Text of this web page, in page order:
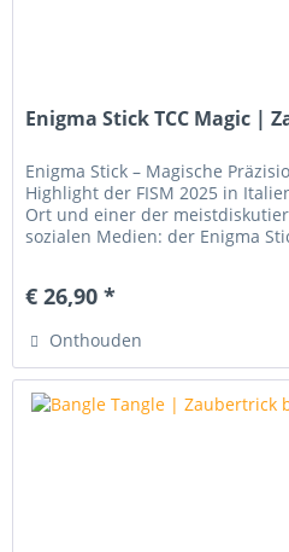
Enigma Stick TCC Magic |
Enigma Stick – Magische
Highlight der FISM 2025 in
Ort und einer der
sozialen Medien: der Enigma
€ 26,90 *
Onthouden